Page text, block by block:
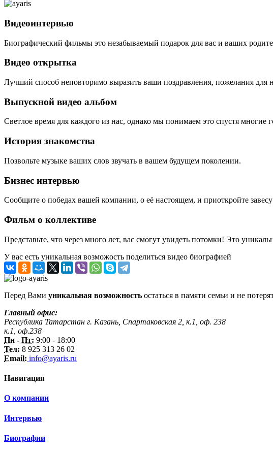
Видеоинтервью
Биографический фильмы это незабываемый подарок для вас и ваших
Видео открытка
Лучший способ неповторимо выразить ваши поздравления, пожелания для
Выпускной видео альбом
Светлое время для каждого из нас, однако мы понимаем это спустя многие
История знакомства
Позвольте музыке ваших слов звучать в вашем будущем поколении.
Бизнес интервью
Сообщите о победах вашей компании, о её настоящем, и приоткройте
Фильм о коллективе
Представьте, что через много лет, вас смогут увидеть потомки! Это
У вас есть уникальная возможость поделиться видео биографией
Перед Вами уникальная возможность остаться в памяти семьи и не
Главный офис:
Республика Татарстан г. Казань, Спартаковская 2, к.1, оф. 238
к.1, оф.238
Пн - Пт: 9:00 - 18:00
Тел: 8 925 313 26 02
Email: info@ayaris.ru
Навигация
О компании
Интервью
Биографии